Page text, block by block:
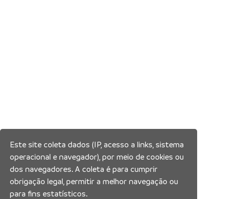
Este site coleta dados (IP, acesso a links, sistema
operacional e navegador), por meio de cookies ou
dos navegadores. A coleta é para cumprir
obrigação legal, permitir a melhor navegação ou
para fins estatísticos.